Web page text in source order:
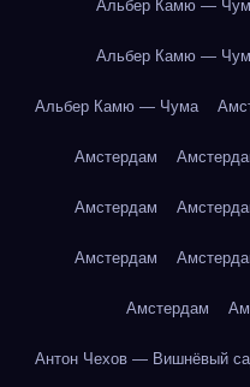
Альбер Камю —
Альбер Камю —
Альбер Камю — Чума
Амстердам
Амстердам
Амстердам
Амстердам
Антон Чехов — Вишнёвый